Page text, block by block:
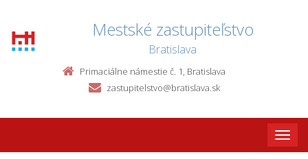
Mestské zastupiteľstvo
Bratislava
Primaciálne námestie č. 1, Bratislava
zastupitelstvo@bratislava.sk
Toggle